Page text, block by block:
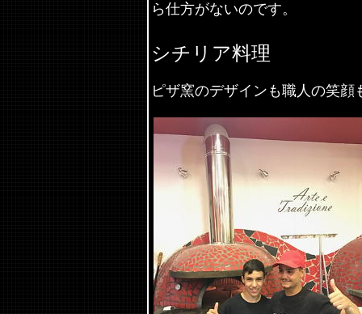
ら仕方がないのです。
シチリア料理
ピザ窯のデザインも職人の笑